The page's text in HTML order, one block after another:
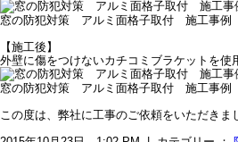
窓の防犯対策 アルミ面格子取付 施工事例
【施工後】
外壁に傷をつけないカチコミブラケットを使
窓の防犯対策 アルミ面格子取付 施工事例
この度は、弊社に工事のご依頼をいただきま